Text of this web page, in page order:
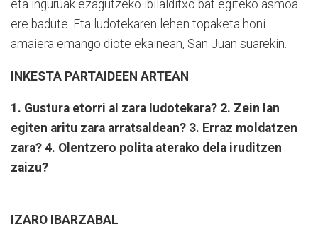
eta inguruak ezagutzeko ibilalditxo bat egiteko asmoa
ere badute. Eta ludotekaren lehen topaketa honi
amaiera emango diote ekainean, San Juan suarekin.
INKESTA PARTAIDEEN ARTEAN
1. Gustura etorri al zara ludotekara? 2. Zein lan
egiten aritu zara arratsaldean? 3. Erraz moldatzen
zara? 4. Olentzero polita aterako dela iruditzen
zaizu?
IZARO IBARZABAL